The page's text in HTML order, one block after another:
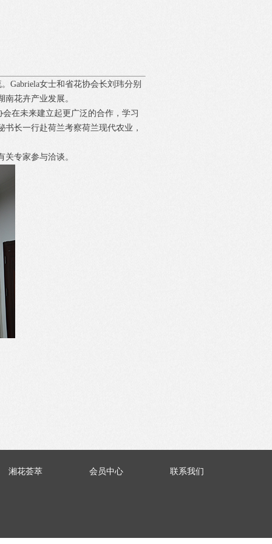
Gabriela女士和省花协会长刘玮分别
花卉产业发展。
在未来建立起更广泛的合作，学习
长一行赴荷兰考察荷兰现代农业，
专家参与洽谈。
湘花荟萃 会员中心 联系我们